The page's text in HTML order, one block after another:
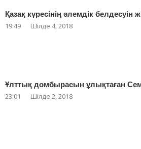
Қазақ күресінің әлемдік белдесуін
19:49 Шілде 4, 2018
Ұлттық домбырасын ұлықтаған
23:01 Шілде 2, 2018